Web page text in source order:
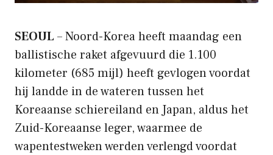
SEOUL – Noord-Korea heeft maandag een
ballistische raket afgevuurd die 1.100
kilometer (685 mijl) heeft gevlogen voordat
hij landde in de wateren tussen het
Koreaanse schiereiland en Japan, aldus het
Zuid-Koreaanse leger, waarmee de
wapentestweken werden verlengd voordat